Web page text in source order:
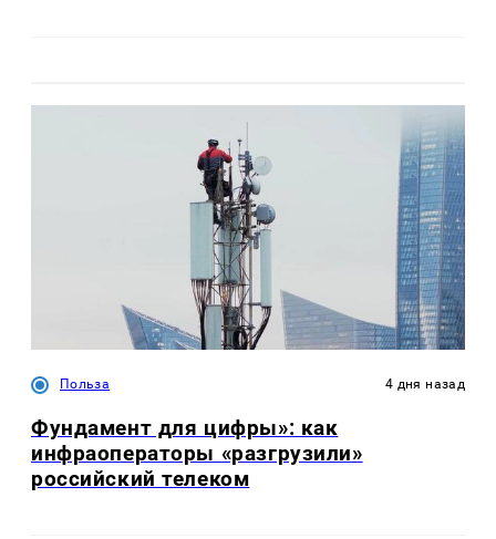
Польза 4 дня назад
Фундамент для цифры»: как
инфраоператоры «разгрузили»
российский телеком